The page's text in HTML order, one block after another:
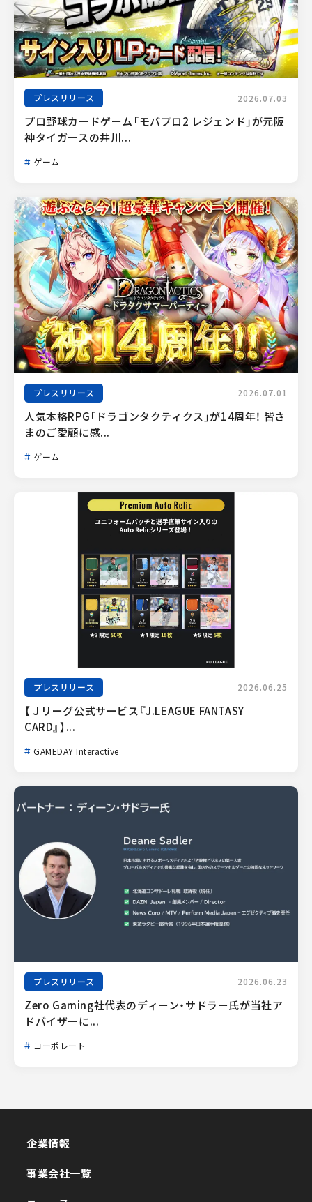
プレスリリース 2026.07.03
プロ野球カードゲーム「モバプロ2 レジェンド」が元阪
神タイガースの井川...
ゲーム
プレスリリース 2026.07.01
人気本格RPG「ドラゴンタクティクス」が14周年！ 皆さ
まのご愛顧に感...
ゲーム
プレスリリース 2026.06.25
【Ｊリーグ公式サービス『J.LEAGUE FANTASY
CARD』】...
GAMEDAY Interactive
プレスリリース 2026.06.23
Zero Gaming社代表のディーン・サドラー氏が当社ア
ドバイザーに...
コーポレート
企業情報
事業会社一覧